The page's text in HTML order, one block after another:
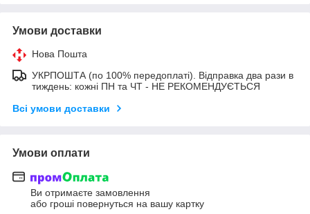
Умови доставки
Нова Пошта
УКРПОШТА (по 100% передоплаті). Відправка два рази в
тиждень: кожні ПН та ЧТ - НЕ РЕКОМЕНДУЄТЬСЯ
Всі умови доставки
Умови оплати
Ви отримаєте замовлення
або гроші повернуться на вашу картку